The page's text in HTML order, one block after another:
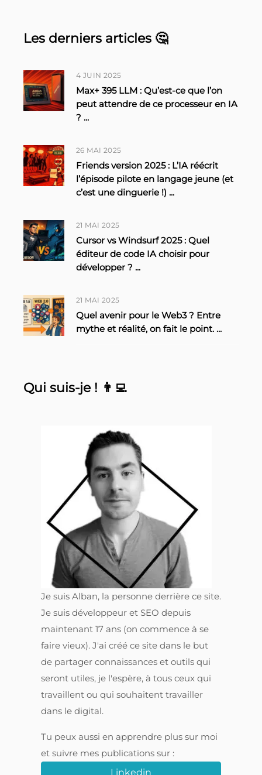
Les derniers articles 🤔
4 JUIN 2025
Max+ 395 LLM : Qu’est-ce que l’on
peut attendre de ce processeur en IA
? ...
26 MAI 2025
Friends version 2025 : L’IA réécrit
l’épisode pilote en langage jeune (et
c’est une dinguerie !) ...
21 MAI 2025
Cursor vs Windsurf 2025 : Quel
éditeur de code IA choisir pour
développer ? ...
21 MAI 2025
Quel avenir pour le Web3 ? Entre
mythe et réalité, on fait le point. ...
Qui suis-je ! 👨‍💻
Je suis Alban, la personne derrière ce site.
Je suis développeur et SEO depuis
maintenant 17 ans (on commence à se
faire vieux). J'ai créé ce site dans le but
de partager connaissances et outils qui
seront utiles, je l'espère, à tous ceux qui
travaillent ou qui souhaitent travailler
dans le digital.
Tu peux aussi en apprendre plus sur moi
et suivre mes publications sur :
Linkedin